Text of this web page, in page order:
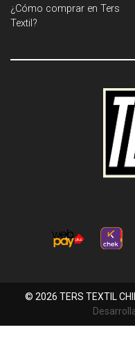
¿Cómo comprar en Ters
Textil?
© 2026 TERS TEXTIL